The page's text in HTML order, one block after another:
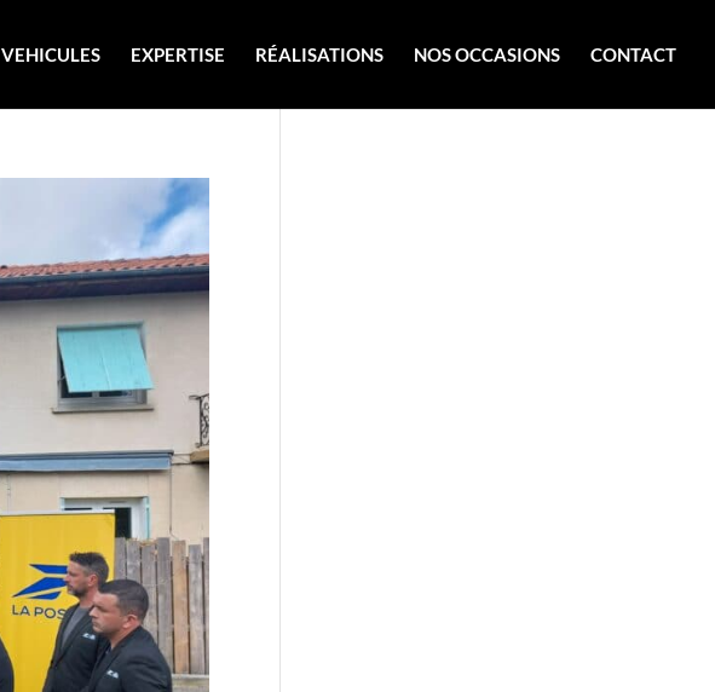
VEHICULES EXPERTISE RÉALISATIONS NOS OCCASIONS CONTACT